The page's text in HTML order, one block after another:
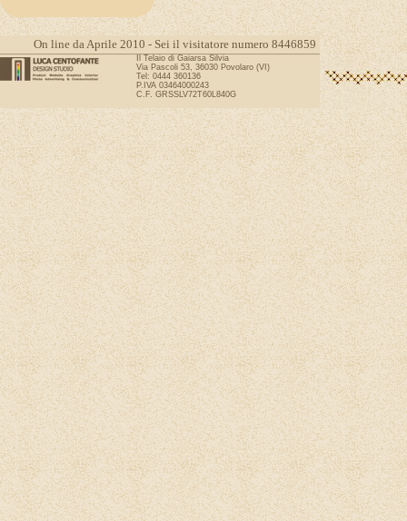
On line da Aprile 2010 - Sei il visitatore numero 8446859
Il Telaio di Gaiarsa Silvia
Via Pascoli 53, 36030 Povolaro (VI)
Tel: 0444 360136
P.IVA 03464000243
C.F. GRSSLV72T60L840G